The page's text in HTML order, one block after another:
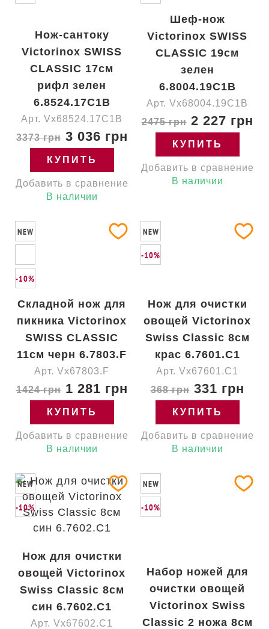
Нож-сантоку
Victorinox SWISS
CLASSIC 17см
рифл зелен
6.8524.17C1B
Арт. Vx68524.17C1B
3373 грн3 036 грн
КУПИТЬ
Добавить в сравнение
В наличии
Шеф-нож
Victorinox SWISS
CLASSIC 19см
зелен
6.8004.19C1B
Арт. Vx68004.19C1B
2475 грн2 227 грн
КУПИТЬ
Добавить в сравнение
В наличии
NEW
-10%
Складной нож для
пикника Victorinox
SWISS CLASSIC
11см черн 6.7803.F
Арт. Vx67803.F
1424 грн1 281 грн
КУПИТЬ
Добавить в сравнение
В наличии
NEW
-10%
Нож для очистки
овощей Victorinox
Swiss Classic 8см
крас 6.7601.C1
Арт. Vx67601.C1
368 грн331 грн
КУПИТЬ
Добавить в сравнение
В наличии
NEW
-10%
Нож для очистки
овощей Victorinox
Swiss Classic 8см
син 6.7602.C1
Арт. Vx67602.C1
NEW
-10%
Набор ножей для
очистки овощей
Victorinox Swiss
Classic 2 ножа 8см